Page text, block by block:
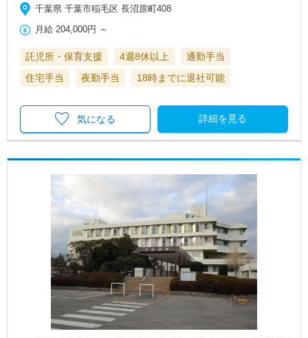
千葉県 千葉市稲毛区 長沼原町408
月給 204,000円 ～
託児所・保育支援 4週8休以上
通勤手当
住宅手当
夜勤手当 18時までに退社可能
詳細を見る
気になる